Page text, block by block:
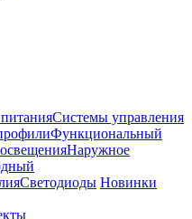
Системы управления
Функциональный
Наружное
Светодиоды Новинки